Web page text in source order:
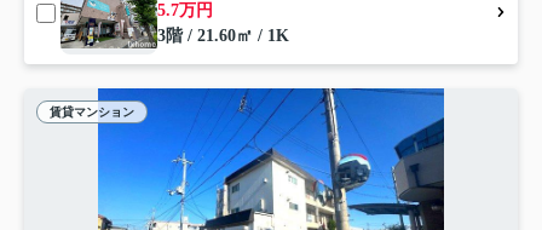
5.7万円
3階 / 21.60㎡ / 1K
賃貸マンション